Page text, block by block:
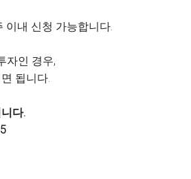
이내 신청 가능합니다.
자인 경우,
됩니다.
다.​